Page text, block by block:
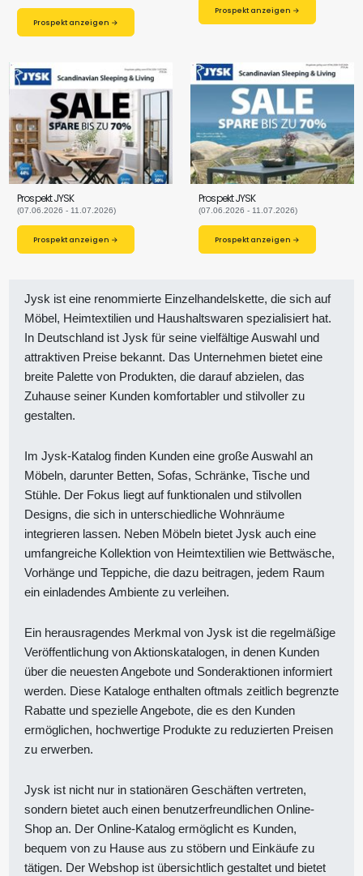
Prospekt anzeigen →
Prospekt anzeigen →
Prospekt JYSK
(07.06.2026 - 11.07.2026)
Prospekt anzeigen →
Prospekt JYSK
(07.06.2026 - 11.07.2026)
Prospekt anzeigen →
Jysk ist eine renommierte Einzelhandelskette, die sich auf
Möbel, Heimtextilien und Haushaltswaren spezialisiert hat.
In Deutschland ist Jysk für seine vielfältige Auswahl und
attraktiven Preise bekannt. Das Unternehmen bietet eine
breite Palette von Produkten, die darauf abzielen, das
Zuhause seiner Kunden komfortabler und stilvoller zu
gestalten.
Im Jysk-Katalog finden Kunden eine große Auswahl an
Möbeln, darunter Betten, Sofas, Schränke, Tische und
Stühle. Der Fokus liegt auf funktionalen und stilvollen
Designs, die sich in unterschiedliche Wohnräume
integrieren lassen. Neben Möbeln bietet Jysk auch eine
umfangreiche Kollektion von Heimtextilien wie Bettwäsche,
Vorhänge und Teppiche, die dazu beitragen, jedem Raum
ein einladendes Ambiente zu verleihen.
Ein herausragendes Merkmal von Jysk ist die regelmäßige
Veröffentlichung von Aktionskatalogen, in denen Kunden
über die neuesten Angebote und Sonderaktionen informiert
werden. Diese Kataloge enthalten oftmals zeitlich begrenzte
Rabatte und spezielle Angebote, die es den Kunden
ermöglichen, hochwertige Produkte zu reduzierten Preisen
zu erwerben.
Jysk ist nicht nur in stationären Geschäften vertreten,
sondern bietet auch einen benutzerfreundlichen Online-
Shop an. Der Online-Katalog ermöglicht es Kunden,
bequem von zu Hause aus zu stöbern und Einkäufe zu
tätigen. Der Webshop ist übersichtlich gestaltet und bietet